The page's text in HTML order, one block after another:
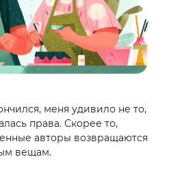
меня удивило не то,
права. Скорее то,
авторы возвращаются
вещам.